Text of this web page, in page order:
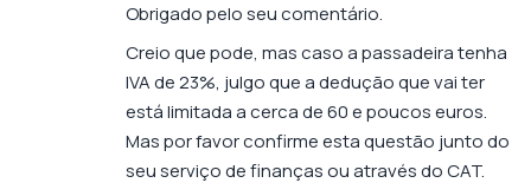
Obrigado pelo seu comentário.
Creio que pode, mas caso a passadeira tenha
IVA de 23%, julgo que a dedução que vai ter
está limitada a cerca de 60 e poucos euros.
Mas por favor confirme esta questão junto do
seu serviço de finanças ou através do CAT.